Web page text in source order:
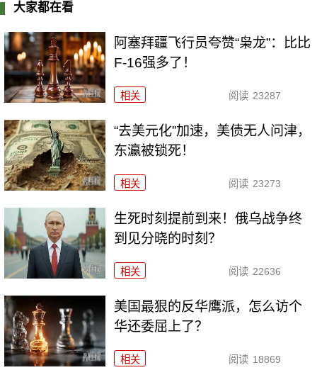
大家都在看
阿塞拜疆飞行员夸赞“枭龙”：比比
F-16强多了！
相关 阅读 23287
“去美元化”加速，美债无人问津，
东瀛被锁死！
相关 阅读 23273
生死时刻提前到来！俄乌战争终
到见分晓的时刻？
相关 阅读 22636
美国最狠的反华鹰派，怎么访个
华还委屈上了？
相关 阅读 18869